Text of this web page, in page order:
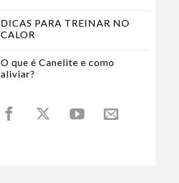
DICAS PARA TREINAR NO
CALOR
O que é Canelite e como
aliviar?